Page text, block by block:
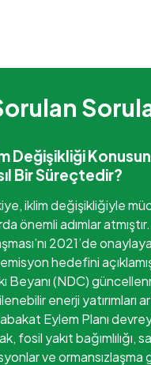
Değişikliği
Bir Süreçtedir?
iklim değişikliğiyle
önemli adımlar
2021’de
emisyon hedefini
Beyanı (NDC)
enerji yatırımları
Eylem Planı
fosil yakıt bağımlılığı,
ve ormansızlaşma